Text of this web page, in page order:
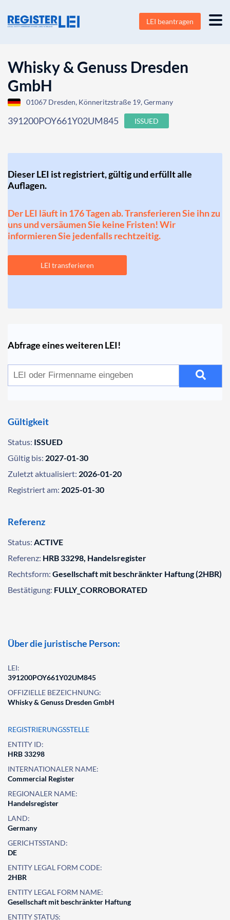
LEI beantragen
Whisky & Genuss Dresden
GmbH
01067 Dresden, Könneritzstraße 19, Germany
391200POY661Y02UM845 ISSUED
Dieser LEI ist registriert, gültig und erfüllt alle
Auflagen.
Der LEI läuft in 176 Tagen ab. Transferieren Sie ihn zu
uns und versäumen Sie keine Fristen! Wir
informieren Sie jedenfalls rechtzeitig.
LEI transferieren
Abfrage eines weiteren LEI!
Gültigkeit
Status: ISSUED
Gültig bis: 2027-01-30
Zuletzt aktualisiert: 2026-01-20
Registriert am: 2025-01-30
Referenz
Status: ACTIVE
Referenz: HRB 33298, Handelsregister
Rechtsform: Gesellschaft mit beschränkter Haftung (2HBR)
Bestätigung: FULLY_CORROBORATED
Über die juristische Person:
LEI:
391200POY661Y02UM845
OFFIZIELLE BEZEICHNUNG:
Whisky & Genuss Dresden GmbH
REGISTRIERUNGSSTELLE
ENTITY ID:
HRB 33298
INTERNATIONALER NAME:
Commercial Register
REGIONALER NAME:
Handelsregister
LAND:
Germany
GERICHTSSTAND:
DE
ENTITY LEGAL FORM CODE:
2HBR
ENTITY LEGAL FORM NAME:
Gesellschaft mit beschränkter Haftung
ENTITY STATUS: